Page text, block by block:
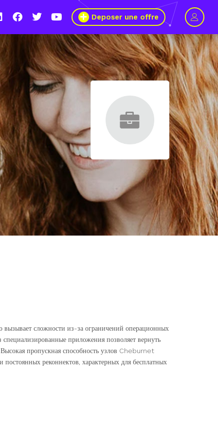
au 11 mars 2021, le Wagon Marseille s’engage pour plus de mixité
Deposer une offre
сложности из-за ограничений операционных
приложения позволяет вернуть
пропускная способность узлов Cheburnet
постоянных реконнектов, характерных для бесплатных